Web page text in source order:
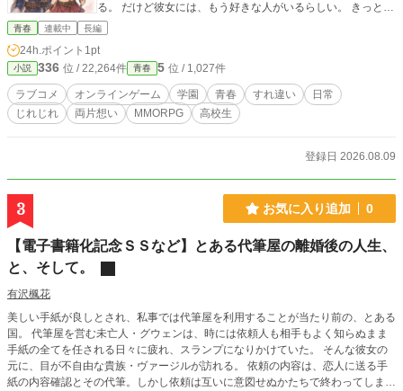
る。 だけど彼女には、もう好きな人がいるらしい。 きっと顔
だけめちゃくちゃ良くて、中身はロクな男じゃない。 知らな
オレはまだ知らない。
青春 連載中 長編
24h.ポイント 1pt
小説 336 位 / 22,264件 青春 5 位 / 1,027件
ラブコメ オンラインゲーム 学園 青春 すれ違い
日常
じれじれ
両片想い MMORPG 高校生
登録日 2026.08.09
3 お気に入り追加 0
【電子書籍化記念ＳＳなど】とある代筆屋の離婚後の人生、
と、そして。
有沢楓花
美しい手紙が良しとされ、私事では代筆屋を利用することが当たり前の、とある
国。 代筆屋を営む未亡人・グウェンは、時には依頼人も相手もよく知らぬまま
手紙の全てを任される日々に疲れ、スランプになりかけていた。 そんな彼女の
元に、目が不自由な貴族・ヴァージルが訪れる。 依頼の内容は、恋人に送る手
紙の内容確認とその代筆。しかし依頼は互いに意図せぬかたちで終わってしま